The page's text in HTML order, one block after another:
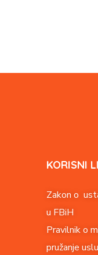
KORISNI
Zakon o
u FBiH
Pravilnik o
pružanje